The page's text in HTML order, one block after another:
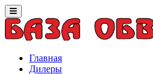
Toggle
navigation
Главная
Дилеры